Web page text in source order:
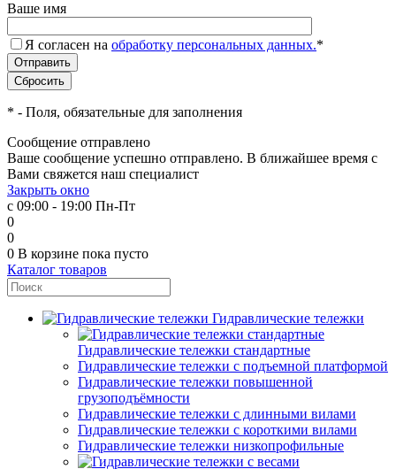
Ваше имя
Я согласен на обработку персональных данных.*
* - Поля, обязательные для заполнения
Сообщение отправлено
Ваше сообщение успешно отправлено. В ближайшее время с
Вами свяжется наш специалист
Закрыть окно
с 09:00 - 19:00 Пн-Пт
0
0
0 В корзине пока пусто
Каталог товаров
Гидравлические тележки
Гидравлические тележки стандартные
Гидравлические тележки с подъемной платформой
Гидравлические тележки повышенной
грузоподъёмности
Гидравлические тележки с длинными вилами
Гидравлические тележки с короткими вилами
Гидравлические тележки низкопрофильные